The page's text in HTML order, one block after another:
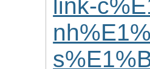
link-